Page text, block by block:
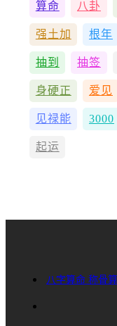
算命 八卦
强土加 根年
抽到 抽签
身硬正 爱见
见禄能 3000
起运
八字算命 称骨